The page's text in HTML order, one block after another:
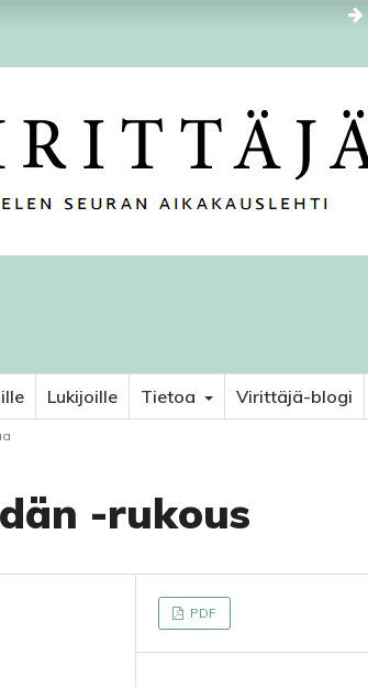
Lukijoille Tietoa Virittäjä-blogi
-rukous
PDF